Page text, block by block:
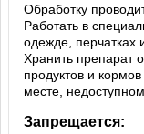
Обработку
Работать в
одежде, перчатках
Хранить препарат
продуктов и
месте,
Запрещается: